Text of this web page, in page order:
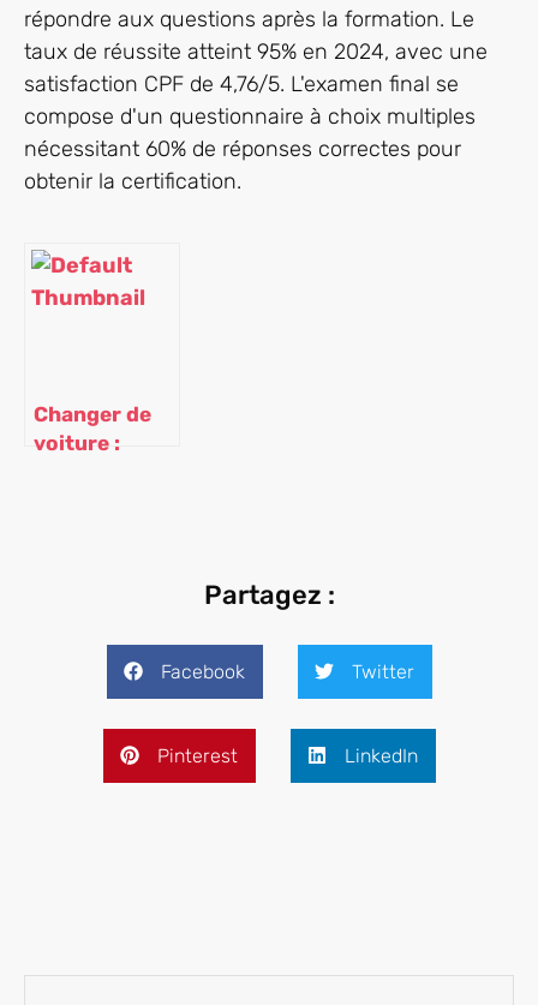
répondre aux questions après la formation. Le
taux de réussite atteint 95% en 2024, avec une
satisfaction CPF de 4,76/5. L'examen final se
compose d'un questionnaire à choix multiples
nécessitant 60% de réponses correctes pour
obtenir la certification.
Changer de
voiture :
Partagez :
Facebook Twitter
Pinterest LinkedIn